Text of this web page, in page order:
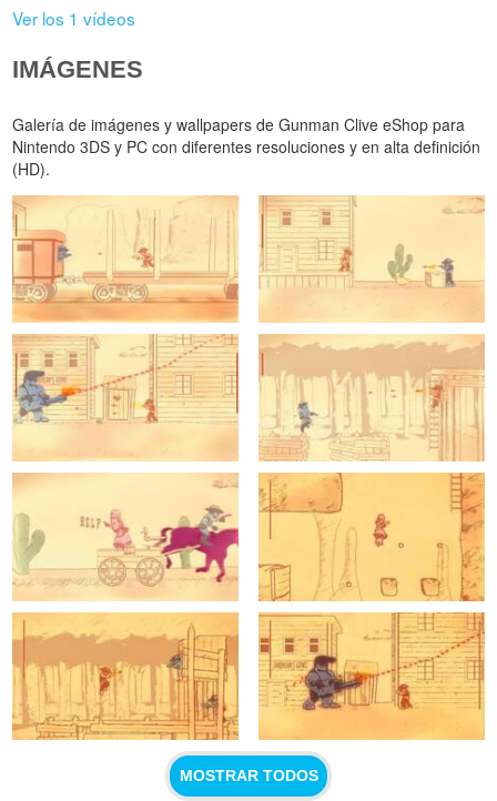
Ver los 1 vídeos
IMÁGENES
Galería de imágenes y wallpapers de Gunman Clive eShop para
Nintendo 3DS y PC con diferentes resoluciones y en alta definición
(HD).
MOSTRAR TODOS